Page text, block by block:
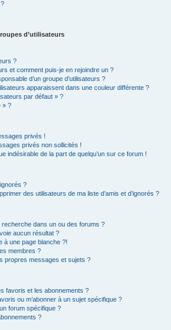
d’utilisateurs
?
et comment puis-je en rejoindre un ?
d’un groupe d’utilisateurs ?
apparaissent dans une couleur différente ?
par défaut » ?
» ?
privés !
privés non sollicités !
indésirable de la part de quelqu’un sur ce forum !
?
des utilisateurs de ma liste d’amis et d’ignorés ?
dans un ou des forums ?
aucun résultat ?
à une page blanche ?!
membres ?
propres messages et sujets ?
favoris et les abonnements ?
ou m’abonner à un sujet spécifique ?
forum spécifique ?
?